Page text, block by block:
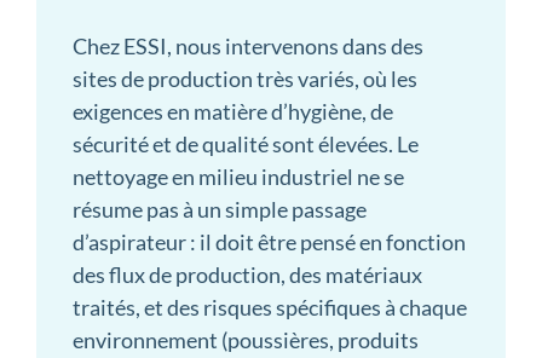
Chez ESSI, nous intervenons dans des
sites de production très variés, où les
exigences en matière d’hygiène, de
sécurité et de qualité sont élevées. Le
nettoyage en milieu industriel ne se
résume pas à un simple passage
d’aspirateur : il doit être pensé en fonction
des flux de production, des matériaux
traités, et des risques spécifiques à chaque
environnement (poussières, produits